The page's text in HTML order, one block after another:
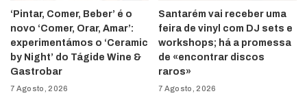
‘Pintar, Comer, Beber’ é o
novo ‘Comer, Orar, Amar’:
experimentámos o ‘Ceramic
by Night’ do Tágide Wine &
Gastrobar
7 Agosto, 2026
Santarém vai receber uma
feira de vinyl com DJ sets e
workshops; há a promessa
de «encontrar discos
raros»
7 Agosto, 2026